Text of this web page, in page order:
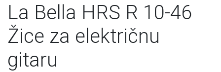
La Bella HRS R 10-46
Žice za električnu
gitaru